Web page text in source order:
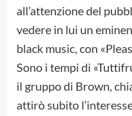
all’attenzione del
vedere in lui un
black music, con
Sono i tempi di
il gruppo di Brown,
attirò subito